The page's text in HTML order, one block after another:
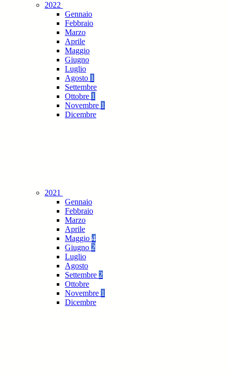
2022
Gennaio
Febbraio
Marzo
Aprile
Maggio
Giugno
Luglio
Agosto 1
Settembre
Ottobre 1
Novembre 1
Dicembre
2021
Gennaio
Febbraio
Marzo
Aprile
Maggio 4
Giugno 2
Luglio
Agosto
Settembre 2
Ottobre
Novembre 1
Dicembre